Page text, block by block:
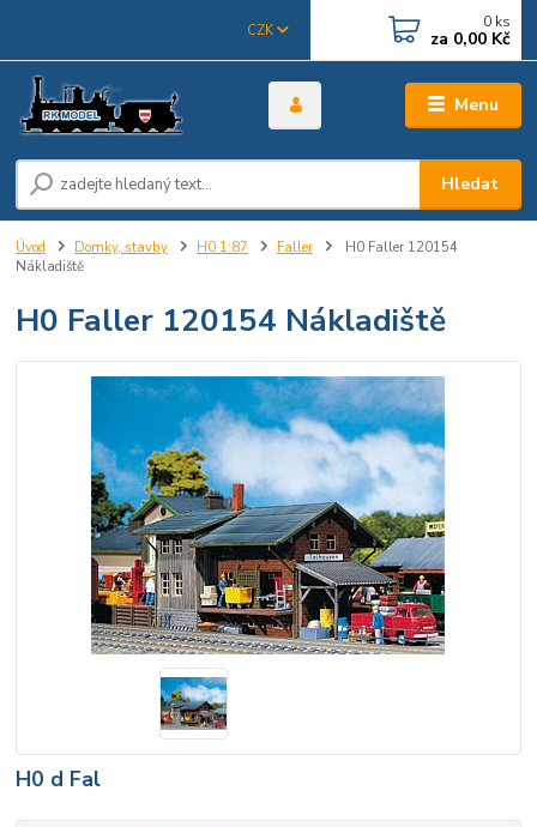
Menu
CZK
Hledat
0 ks
za 0,00 Kč
Úvod Domky, stavby H0 1:87 Faller
H0 Faller 120154
Nákladiště
H0 Faller 120154 Nákladiště
H0 d Fal